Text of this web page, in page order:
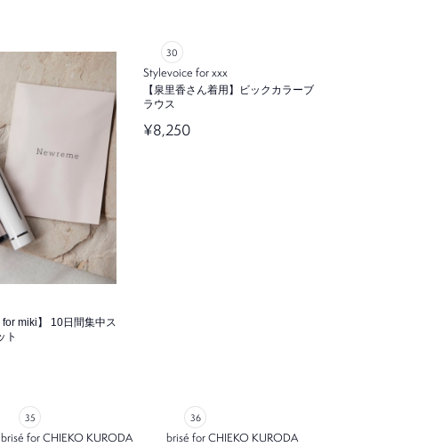
for miki】 10日間集中ス
ト
Stylevoice for xxx
【泉里香さん着用】ビックカラーブ
ラウス
¥8,250
brisé for CHIEKO KURODA brisé for CHIEKO KURODA